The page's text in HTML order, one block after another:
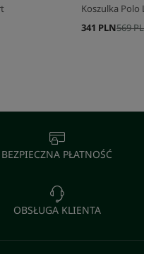
Koszulka Polo
569
341 PLN
BEZPIECZNA PŁATNOŚĆ
OBSŁUGA KLIENTA